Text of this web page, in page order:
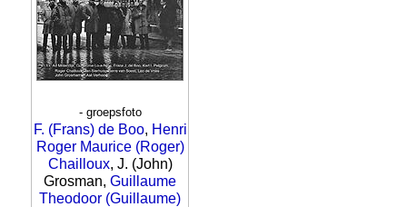
- groepsfoto
F. (Frans) de Boo, Henri
Roger Maurice (Roger)
Chailloux, J. (John)
Grosman, Guillaume
Theodoor (Guillaume)